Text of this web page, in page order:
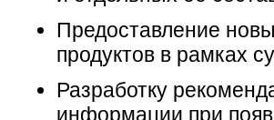
Предоставление
продуктов в рамках
Разработку
информации при